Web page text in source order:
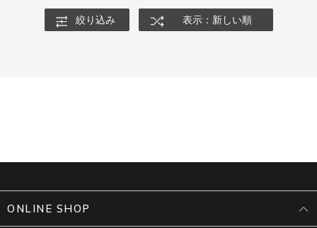
絞り込み 表示：新しい順
ONLINE SHOP